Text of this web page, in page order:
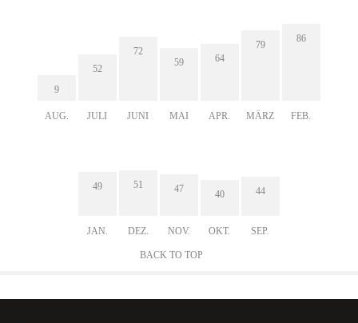
9
AUG.
52
JULI
72
JUNI
59
MAI
64
APR.
79
MÄRZ
86
FEB.
49
JAN.
51
DEZ.
47
NOV.
40
OKT.
44
SEP.
BACK TO TOP